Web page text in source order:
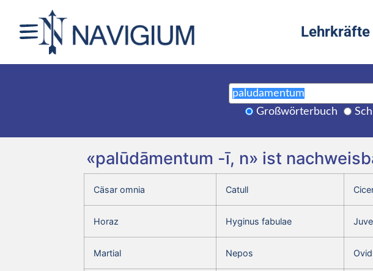
Lehrkräfte
Großwörterbuch
«palūdāmentum -ī, n» ist
Cäsar omnia Catull
Horaz Hyginus fabulae
Martial Nepos